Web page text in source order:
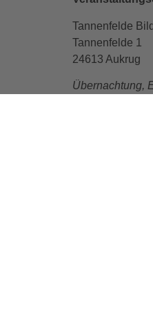
Tannenfelde
Tannenfelde 1
24613 Aukrug
Übernachtung,